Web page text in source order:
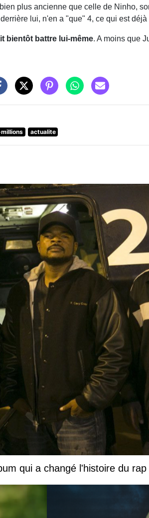
plus ancienne que celle de Ninho,
derrière lui, n'en a "que" 4, ce qui est déjà
bientôt battre lui-même. A moins que
actualite
qui a changé l'histoire du rap